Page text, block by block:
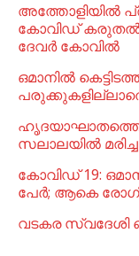
അത്തോളിയിൽ
കോവിഡ് കരുതൽ
ദേവർ കോവിൽ
ഒമാനില്‍
ഹൃദയാഘാതത്തെ
സലാലയിൽ
കോവിഡ് 19:
പേര്‍; ആകെ
വടകര സ്വദേശി